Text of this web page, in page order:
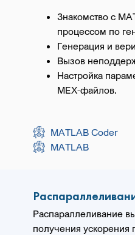
Знакомство с
процессом по
Генерация и
Вызов
Настройка
MEX-файлов.
MATLAB Coder
MATLAB
Распараллеливание
получения ускорения